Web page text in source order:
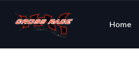
Home